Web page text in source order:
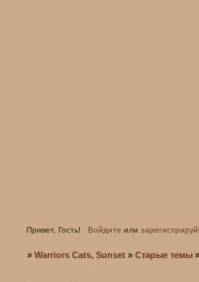
Привет, Гость! Войдите или
»Warriors Cats, Sunset »Старые темы